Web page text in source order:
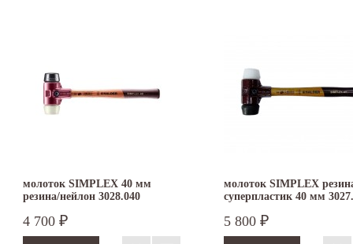
молоток SIMPLEX 40 мм
резина/нейлон 3028.040
4 700 ₽
молоток SIMPLEX
суперпластик 40 мм
5 800 ₽